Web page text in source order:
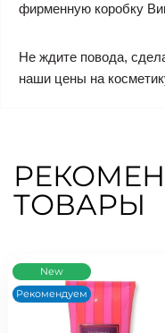
фирменную коробку
Не ждите повода,
наши цены на
ТОВАРЫ
New
Рекомендуем